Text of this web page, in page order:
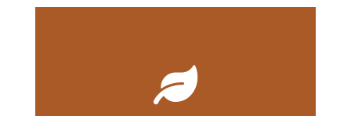
Ingegneria energetica
Ing. Cristian Fracassi